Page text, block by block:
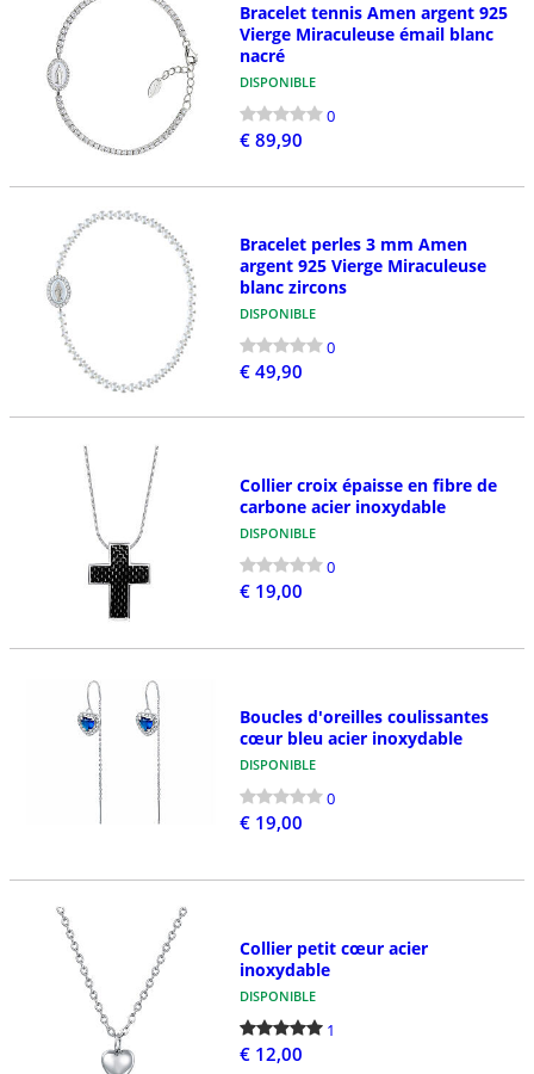
Bracelet tennis Amen argent 925
Vierge Miraculeuse émail blanc
nacré
DISPONIBLE
0
€ 89,90
Bracelet perles 3 mm Amen
argent 925 Vierge Miraculeuse
blanc zircons
DISPONIBLE
0
€ 49,90
Collier croix épaisse en fibre de
carbone acier inoxydable
DISPONIBLE
0
€ 19,00
Boucles d'oreilles coulissantes
cœur bleu acier inoxydable
DISPONIBLE
0
€ 19,00
Collier petit cœur acier
inoxydable
DISPONIBLE
1
€ 12,00